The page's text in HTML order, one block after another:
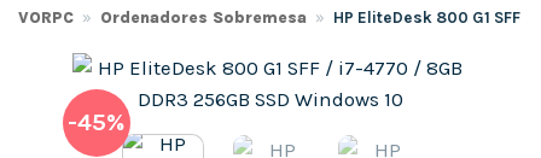
VORPC » Ordenadores Sobremesa » HP EliteDesk 800 G1 SFF
-45%